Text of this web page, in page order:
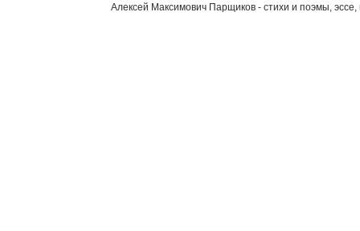
Алексей Максимович Парщиков - стихи и поэмы,